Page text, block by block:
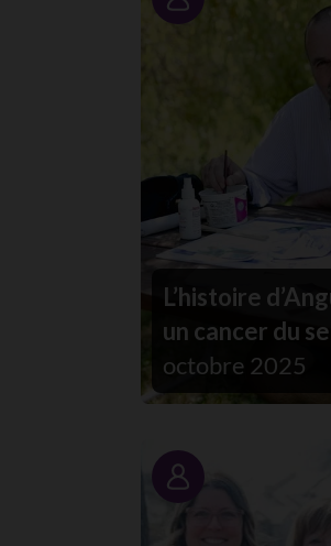
Portrait
L’histoire
un cancer du
octobre 2025
Portrait